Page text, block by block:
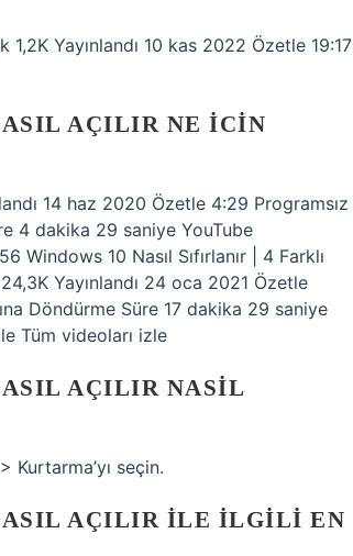
Yayınlandı 10 kas 2022 Özetle 19:17
AÇILIR NE ICIN
14 haz 2020 Özetle 4:29 Programsız
4 dakika 29 saniye YouTube
Windows 10 Nasıl Sıfırlanır | 4 Farklı
Yayınlandı 24 oca 2021 Özetle
Döndürme Süre 17 dakika 29 saniye
Tüm videoları izle
AÇILIR NASIL
Kurtarma’yı seçin.
AÇILIR ILE ILGILI EN